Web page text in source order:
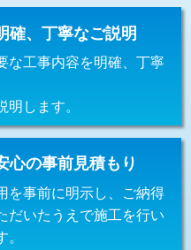
11,000円+材料費
13,200円
16,500円
） 16,500円
16,500円
3,300円
確、丁寧なご説明
な工事内容を明確、丁寧
明します。
心の事前見積もり
を事前に明示し、ご納得
だいたうえで施工を行い
。